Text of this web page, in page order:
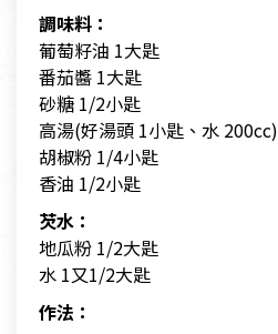
調味料：
葡萄籽油 1大匙
番茄醬 1大匙
砂糖 1/2小匙
高湯(好湯頭 1小匙、水 200cc)
胡椒粉 1/4小匙
香油 1/2小匙
芡水：
地瓜粉 1/2大匙
水 1又1/2大匙
作法：